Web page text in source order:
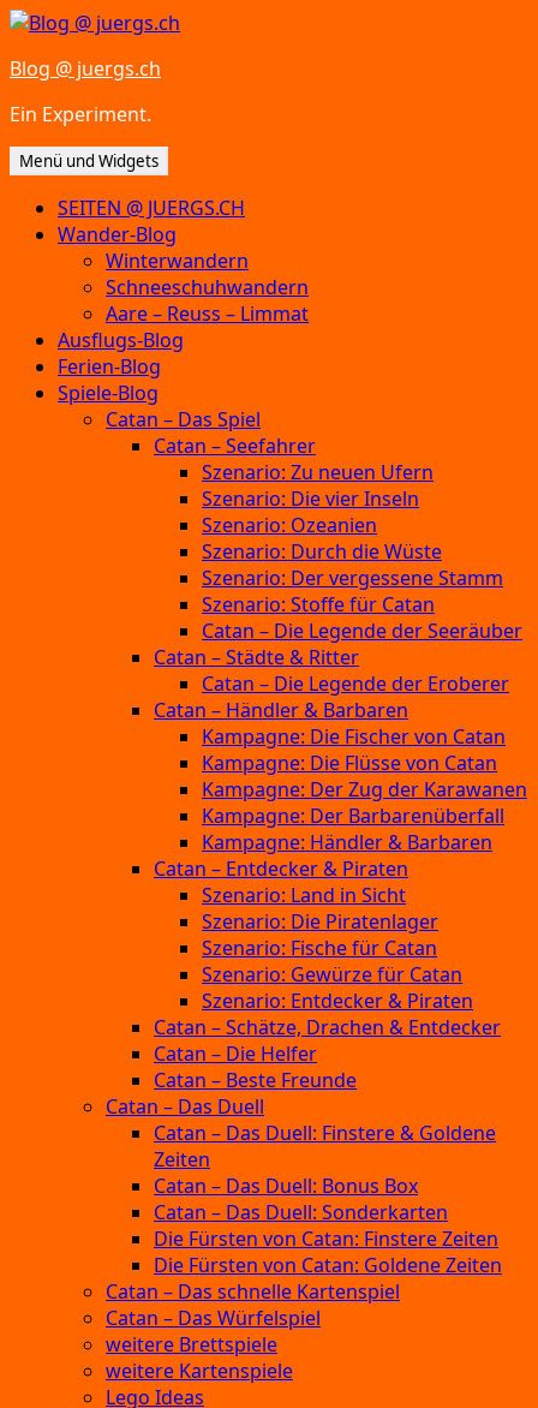
Zum
springen
Blog @ juergs.ch
Ein Experiment.
Menü und Widgets
SEITEN @ JUERGS.CH
Wander-Blog
Winterwandern
Schneeschuhwandern
Aare – Reuss – Limmat
Ausflugs-Blog
Ferien-Blog
Spiele-Blog
Catan – Das Spiel
Catan – Seefahrer
Szenario: Zu neuen Ufern
Szenario: Die vier Inseln
Szenario: Ozeanien
Szenario: Durch die Wüste
Szenario: Der vergessene Stamm
Szenario: Stoffe für Catan
Catan – Die Legende der Seeräuber
Catan – Städte & Ritter
Catan – Die Legende der Eroberer
Catan – Händler & Barbaren
Kampagne: Die Fischer von Catan
Kampagne: Die Flüsse von Catan
Kampagne: Der Zug der Karawanen
Kampagne: Der Barbarenüberfall
Kampagne: Händler & Barbaren
Catan – Entdecker & Piraten
Szenario: Land in Sicht
Szenario: Die Piratenlager
Szenario: Fische für Catan
Szenario: Gewürze für Catan
Szenario: Entdecker & Piraten
Catan – Schätze, Drachen & Entdecker
Catan – Die Helfer
Catan – Beste Freunde
Catan – Das Duell
Catan – Das Duell: Finstere & Goldene
Zeiten
Catan – Das Duell: Bonus Box
Catan – Das Duell: Sonderkarten
Die Fürsten von Catan: Finstere Zeiten
Die Fürsten von Catan: Goldene Zeiten
Catan – Das schnelle Kartenspiel
Catan – Das Würfelspiel
weitere Brettspiele
weitere Kartenspiele
Lego Ideas